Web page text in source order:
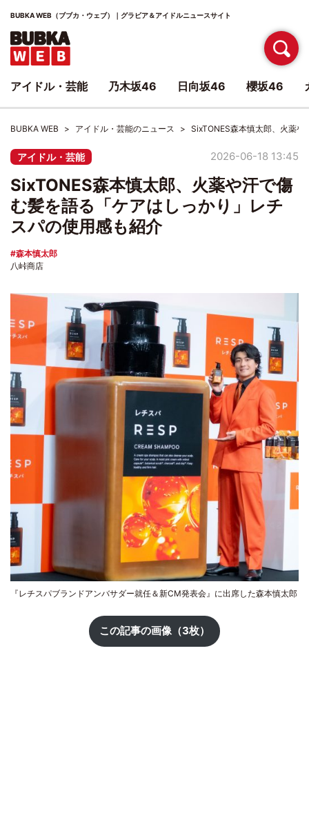
BUBKA WEB（ブブカ・ウェブ）｜グラビア＆アイドルニュースサイト
BUBKA WEB アイドル・芸能のニュース SixTONES森本慎太郎、火薬
アイドル・芸能 2026-06-18 13:45
SixTONES森本慎太郎、火薬や汗で傷
む髪を語る「ケアはしっかり」レチ
スパの使用感も紹介
森本慎太郎
八峠商店
『レチスパブランドアンバサダー就任＆新CM発表会』に出席した森本慎太郎
この記事の画像（3枚）
アイドル・芸能 乃木坂46 日向坂46 櫻坂46